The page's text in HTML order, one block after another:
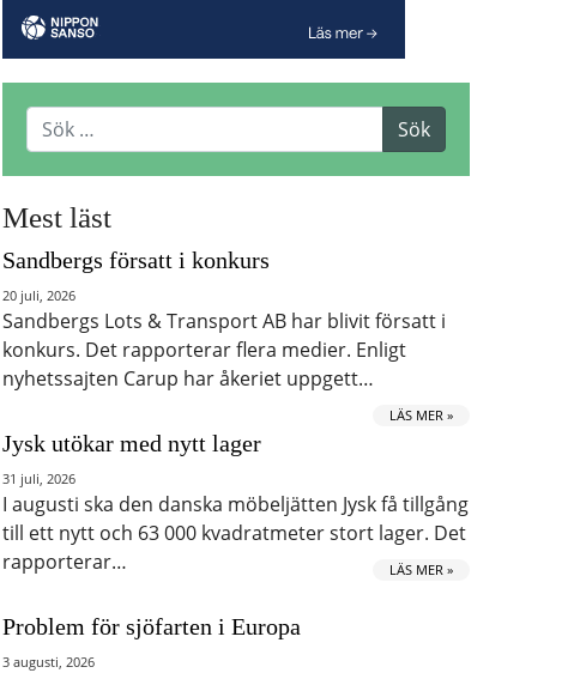
Mest läst
Sandbergs försatt i konkurs
20 juli, 2026
Sandbergs Lots & Transport AB har blivit försatt i
konkurs. Det rapporterar flera medier. Enligt
nyhetssajten Carup har åkeriet uppgett…
LÄS MER »
Jysk utökar med nytt lager
31 juli, 2026
I augusti ska den danska möbeljätten Jysk få tillgång
till ett nytt och 63 000 kvadratmeter stort lager. Det
rapporterar…
LÄS MER »
Problem för sjöfarten i Europa
3 augusti, 2026